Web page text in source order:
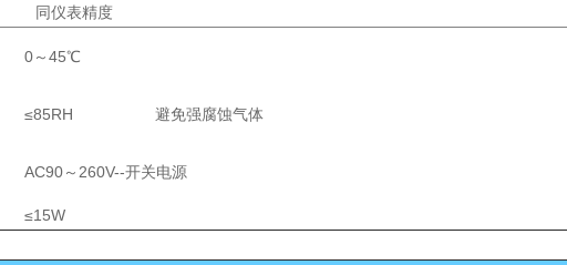
同仪表精度
0～45℃
≤85RH 避免强腐蚀气体
AC90～260V--开关电源
≤15W